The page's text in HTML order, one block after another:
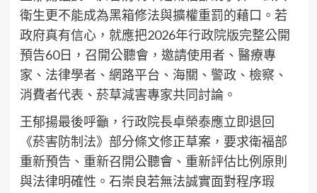
衛生更不能成為黑箱修法與擴權重罰的藉口。若
政府真有信心，就應把2026年行政院版完整公開
預告60日，召開公聽會，邀請使用者、醫療專
家、法律學者、網路平台、海關、警政、檢察、
消費者代表、菸草減害專家共同討論。
王郁揚最後呼籲，行政院長卓榮泰應立即退回
《菸害防制法》部分條文修正草案，要求衛福部
重新預告、重新召開公聽會、重新評估比例原則
與法律明確性。石崇良若無法誠實面對程序瑕